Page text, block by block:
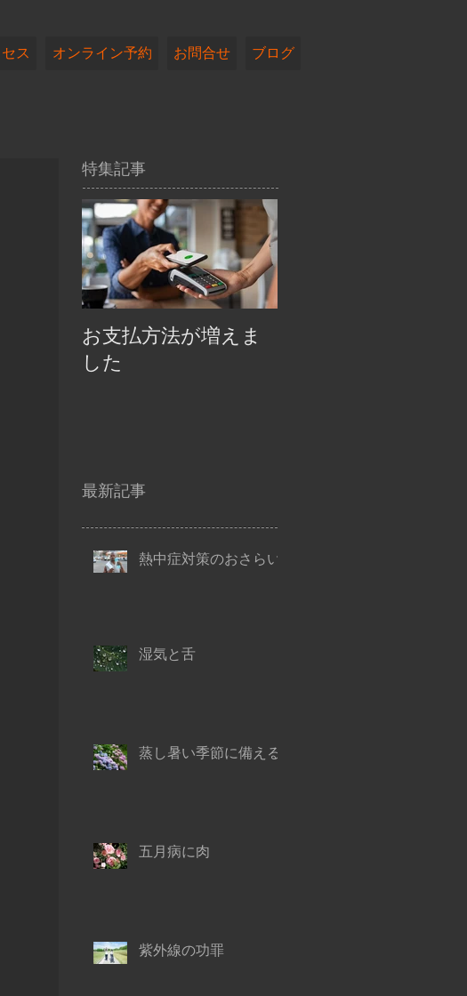
ス オンライン予約 お問合せ ブログ
特集記事
お支払方法が増えま
した
最新記事
熱中症対策のおさらい
湿気と舌
蒸し暑い季節に備える
五月病に肉
紫外線の功罪